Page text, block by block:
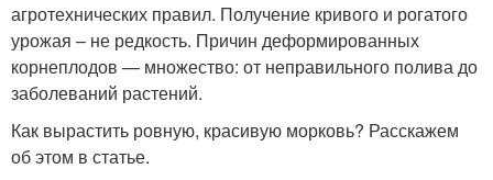
агротехнических правил. Получение кривого и рогатого
урожая – не редкость. Причин деформированных
корнеплодов — множество: от неправильного полива до
заболеваний растений.
Как вырастить ровную, красивую морковь? Расскажем
об этом в статье.